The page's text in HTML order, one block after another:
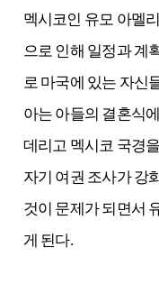
멕시코인 유모 아멜
으로 인해 일정과 계
로 마국에 있는 자신
아는 아들의 결혼식
데리고 멕시코 국경
자기 여권 조사가 강
것이 문제가 되면서
게 된다.